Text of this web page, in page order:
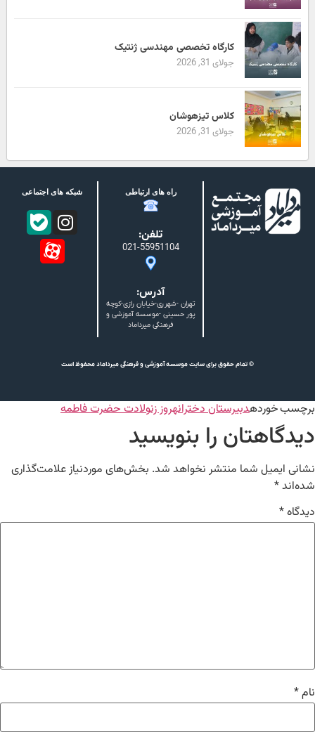
کارگاه تخصصی مهندسی ژنتیک
جولای 31, 2026
کلاس تیزهوشان
جولای 31, 2026
راه های ارتباطی
تلفن:
021-55951104
آدرس:
تهران -شهرری-خیابان رازی-کوچه
پور حسینی -موسسه آموزشی و
فرهنگی میرداماد
شبکه های اجتماعی
© تمام حقوق برای سایت موسسه آموزشی و فرهنگی میرداماد محفوظ است
برچسب خوردهدبیرستان دخترانهروز زنولادت حضرت فاطمه
دیدگاهتان را بنویسید
نشانی ایمیل شما منتشر نخواهد شد. بخش‌های موردنیاز علامت‌گذاری
شده‌اند*
دیدگاه*
نام*